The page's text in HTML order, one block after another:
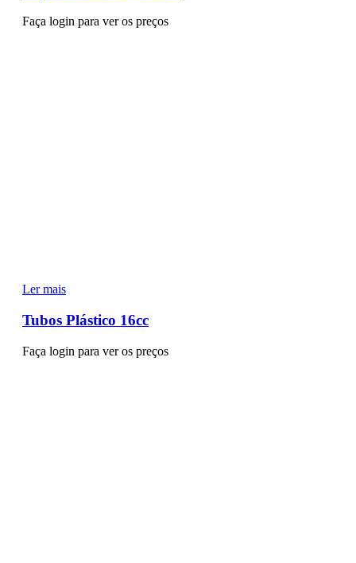
Faça login para ver os preços
Ler mais
Tubos Plástico 16cc
Faça login para ver os preços